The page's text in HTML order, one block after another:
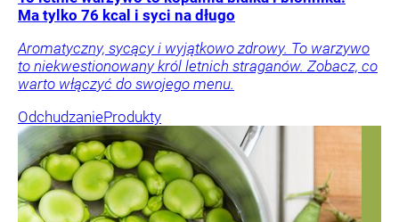
Ma tylko 76 kcal i syci na długo
Aromatyczny, sycący i wyjątkowo zdrowy. To warzywo
to niekwestionowany król letnich straganów. Zobacz, co
warto włączyć do swojego menu.
OdchudzanieProdukty